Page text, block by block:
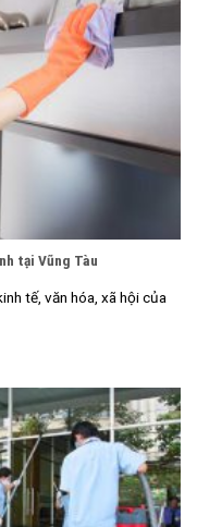
tại Vũng Tàu
tế, văn hóa, xã hội của